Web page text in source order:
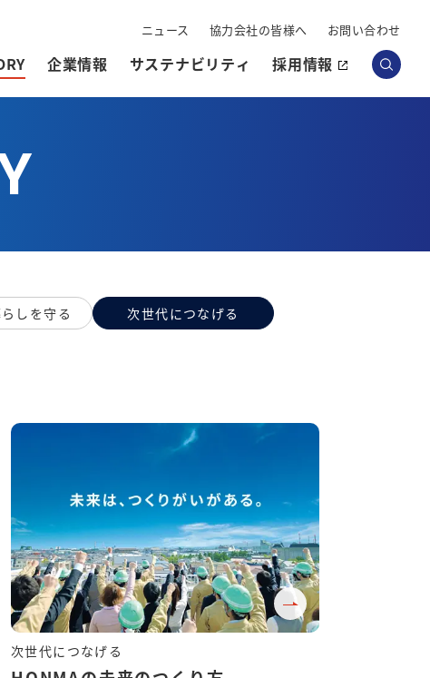
企業情報 サステナビリティ 採用情報
ニュース 協力会社の皆様へ お問い合わせ
しを守る 次世代につなげる